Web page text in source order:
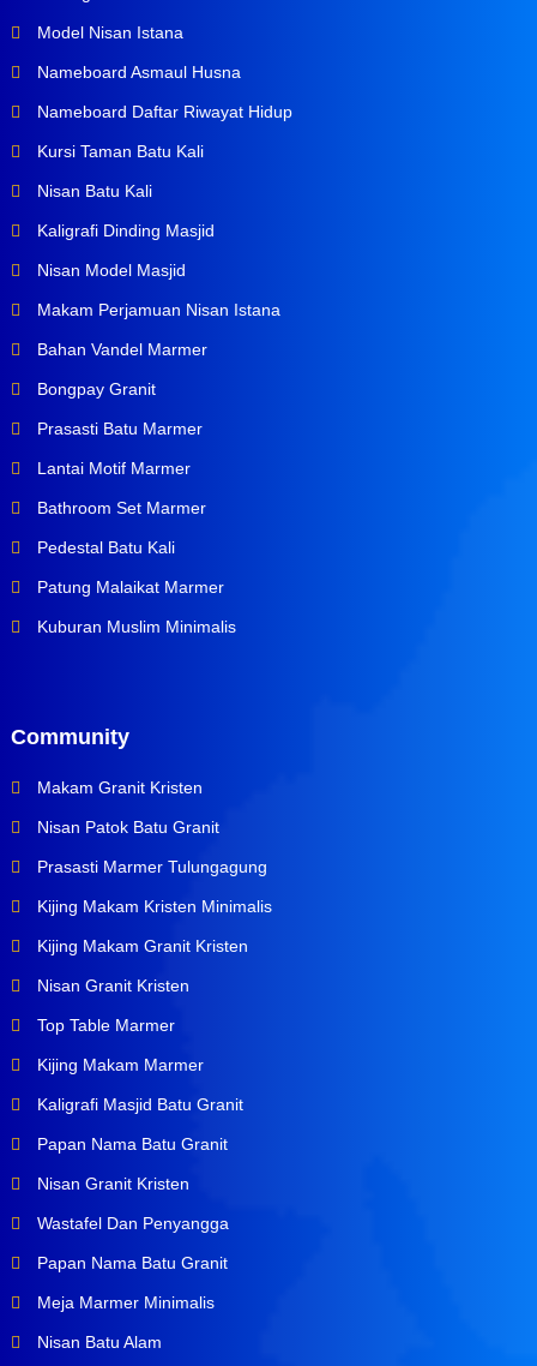
Model Nisan Istana
Nameboard Asmaul Husna
Nameboard Daftar Riwayat Hidup
Kursi Taman Batu Kali
Nisan Batu Kali
Kaligrafi Dinding Masjid
Nisan Model Masjid
Makam Perjamuan Nisan Istana
Bahan Vandel Marmer
Bongpay Granit
Prasasti Batu Marmer
Lantai Motif Marmer
Bathroom Set Marmer
Pedestal Batu Kali
Patung Malaikat Marmer
Kuburan Muslim Minimalis
Community
Makam Granit Kristen
Nisan Patok Batu Granit
Prasasti Marmer Tulungagung
Kijing Makam Kristen Minimalis
Kijing Makam Granit Kristen
Nisan Granit Kristen
Top Table Marmer
Kijing Makam Marmer
Kaligrafi Masjid Batu Granit
Papan Nama Batu Granit
Nisan Granit Kristen
Wastafel Dan Penyangga
Papan Nama Batu Granit
Meja Marmer Minimalis
Nisan Batu Alam